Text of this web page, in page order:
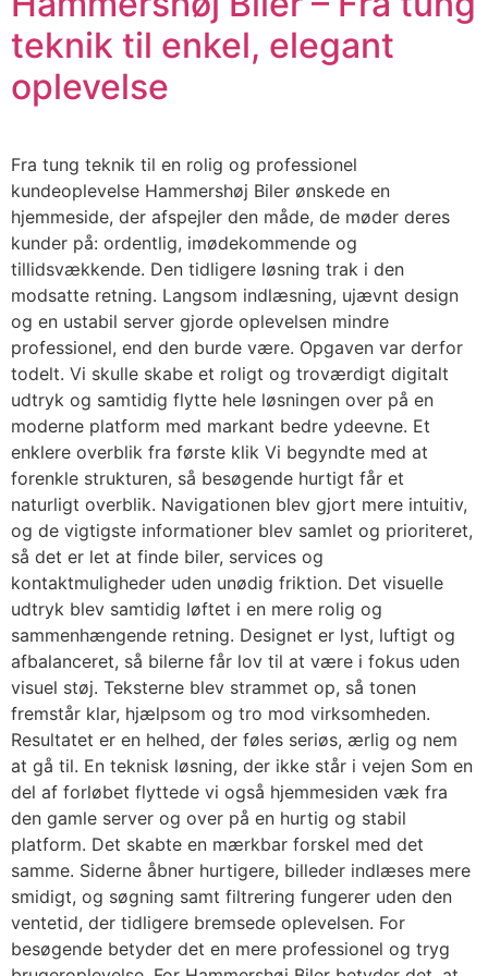
teknik til enkel, elegant
oplevelse
Fra tung teknik til en rolig og professionel
kundeoplevelse Hammershøj Biler ønskede en
hjemmeside, der afspejler den måde, de møder deres
kunder på: ordentlig, imødekommende og
tillidsvækkende. Den tidligere løsning trak i den
modsatte retning. Langsom indlæsning, ujævnt design
og en ustabil server gjorde oplevelsen mindre
professionel, end den burde være. Opgaven var derfor
todelt. Vi skulle skabe et roligt og troværdigt digitalt
udtryk og samtidig flytte hele løsningen over på en
moderne platform med markant bedre ydeevne. Et
enklere overblik fra første klik Vi begyndte med at
forenkle strukturen, så besøgende hurtigt får et
naturligt overblik. Navigationen blev gjort mere intuitiv,
og de vigtigste informationer blev samlet og prioriteret,
så det er let at finde biler, services og
kontaktmuligheder uden unødig friktion. Det visuelle
udtryk blev samtidig løftet i en mere rolig og
sammenhængende retning. Designet er lyst, luftigt og
afbalanceret, så bilerne får lov til at være i fokus uden
visuel støj. Teksterne blev strammet op, så tonen
fremstår klar, hjælpsom og tro mod virksomheden.
Resultatet er en helhed, der føles seriøs, ærlig og nem
at gå til. En teknisk løsning, der ikke står i vejen Som en
del af forløbet flyttede vi også hjemmesiden væk fra
den gamle server og over på en hurtig og stabil
platform. Det skabte en mærkbar forskel med det
samme. Siderne åbner hurtigere, billeder indlæses mere
smidigt, og søgning samt filtrering fungerer uden den
ventetid, der tidligere bremsede oplevelsen. For
besøgende betyder det en mere professionel og tryg